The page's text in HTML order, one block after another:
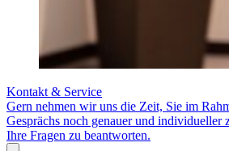
Kontakt & Service
Gern nehmen wir uns die Zeit, Sie im
Gesprächs noch genauer und individueller
Ihre Fragen zu beantworten.